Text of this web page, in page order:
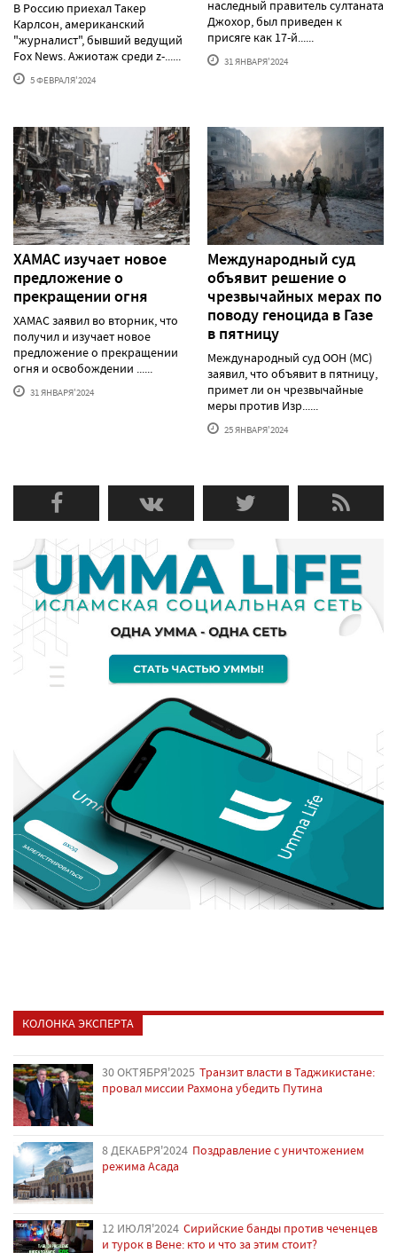
В Россию приехал Такер
Карлсон, американский
"журналист", бывший ведущий
Fox News. Ажиотаж среди z-......
5 ФЕВРАЛЯ'2024
наследный правитель султаната
Джохор, был приведен к
присяге как 17-й......
31 ЯНВАРЯ'2024
ХАМАС изучает новое
предложение о
прекращении огня
ХАМАС заявил во вторник, что
получил и изучает новое
предложение о прекращении
огня и освобождении ......
31 ЯНВАРЯ'2024
Международный суд
объявит решение о
чрезвычайных мерах по
поводу геноцида в Газе
в пятницу
Международный суд ООН (МС)
заявил, что объявит в пятницу,
примет ли он чрезвычайные
меры против Изр......
25 ЯНВАРЯ'2024
КОЛОНКА ЭКСПЕРТА
30 ОКТЯБРЯ'2025 Транзит власти в Таджикистане:
провал миссии Рахмона убедить Путина
8 ДЕКАБРЯ'2024 Поздравление с уничтожением
режима Асада
12 ИЮЛЯ'2024 Сирийские банды против чеченцев
и турок в Вене: кто и что за этим стоит?